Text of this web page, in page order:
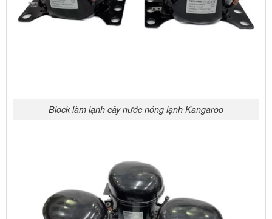
Block làm lạnh cây nước nóng lạnh Kangaroo